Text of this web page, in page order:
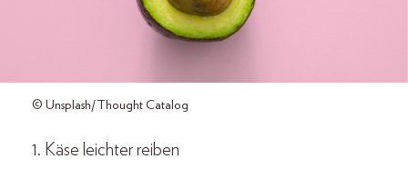
© Unsplash/Thought Catalog
1. Käse leichter reiben